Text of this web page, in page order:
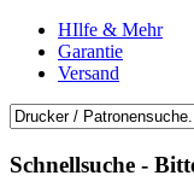
HIlfe & Mehr
Garantie
Versand
Schnellsuche -